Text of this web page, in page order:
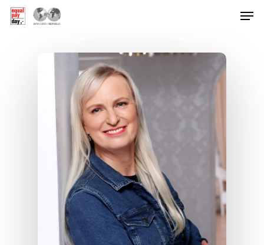
Hit enter to search or ESC to close